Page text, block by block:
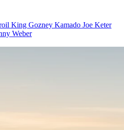
King Gozney Kamado Joe Keter
Weber